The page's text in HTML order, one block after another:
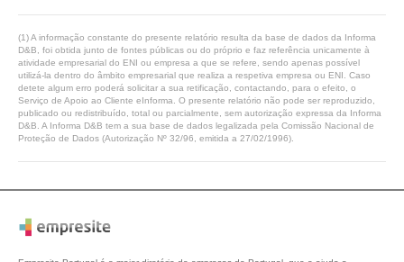
(1) A informação constante do presente relatório resulta da base de dados da Informa
D&B, foi obtida junto de fontes públicas ou do próprio e faz referência unicamente à
atividade empresarial do ENI ou empresa a que se refere, sendo apenas possível
utilizá-la dentro do âmbito empresarial que realiza a respetiva empresa ou ENI. Caso
detete algum erro poderá solicitar a sua retificação, contactando, para o efeito, o
Serviço de Apoio ao Cliente eInforma. O presente relatório não pode ser reproduzido,
publicado ou redistribuído, total ou parcialmente, sem autorização expressa da Informa
D&B. A Informa D&B tem a sua base de dados legalizada pela Comissão Nacional de
Proteção de Dados (Autorização Nº 32/96, emitida a 27/02/1996).